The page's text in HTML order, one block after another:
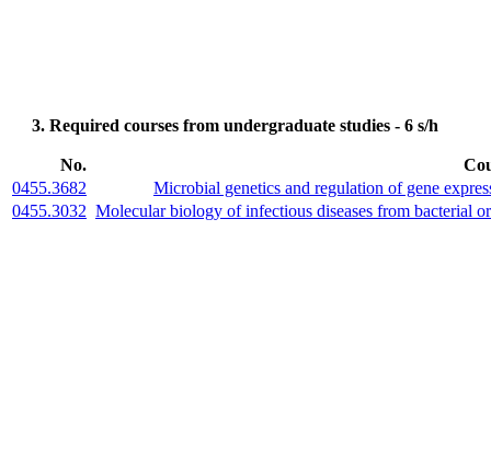
3. Required courses from undergraduate studies - 6 s/h
No.
0455.3682
Microbial genetics and regulation of gene
0455.3032 Molecular biology of infectious diseases from bacterial